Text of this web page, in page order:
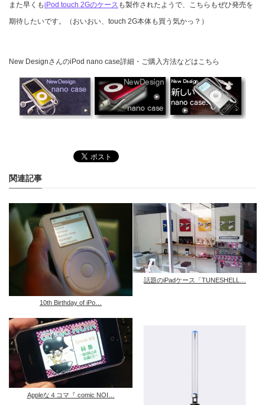
また早くもiPod touch 2Gのケース も製作されたようで、こちらもぜひ発売を
期待したいです。（おいおい、touch 2G本体も買う気かっ？）
New DesignさんのiPod nano case詳細・ご購入方法などはこちら
関連記事
10th Birthday of iPo…
話題のiPadケース「TUNESHELL…
Appleな４コマ『 comic NOI…